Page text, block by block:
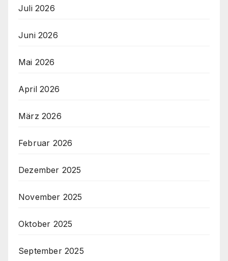
Juli 2026
Juni 2026
Mai 2026
April 2026
März 2026
Februar 2026
Dezember 2025
November 2025
Oktober 2025
September 2025